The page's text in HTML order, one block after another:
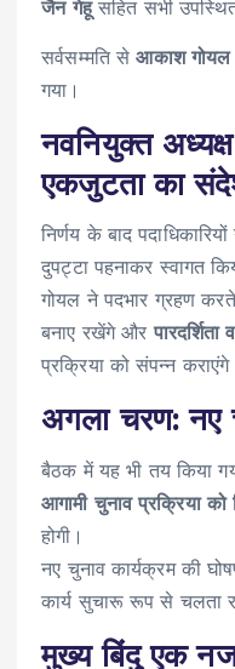
जैन गेहूसहित सभी
सर्वसम्मति सेआकाश गोयल
गया।
नवनियुक्त
एकजुटता का
निर्णय के बाद
दुपट्टा पहनाकर स्वागत
गोयल ने पदभार ग्रहण
बनाए रखेंगे और
प्रक्रिया को संपन्न
अगला चरण: नए
बैठक में यह भी तय किया
आगामी चुनाव प्रक्रिया
होगी।
नए चुनाव कार्यक्रम की
कार्य सुचारू रूप से चलता
मुख्य बिंदु एक